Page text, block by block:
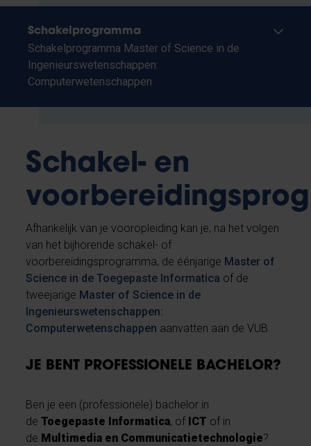
Schakelprogramma
Schakelprogramma Master of Science in de
Ingenieurswetenschappen:
Computerwetenschappen
Schakel- en
Afhankelijk van je vooropleiding kan je, na het volgen
van het bijhorende schakel- of
voorbereidingsprogramma, de éénjarige Master of
Science in de Toegepaste Informatica of de
tweejarige Master of Science in de
Ingenieurswetenschappen:
Computerwetenschappen aanvatten aan de VUB.
JE BENT PROFESSIONELE BACHELOR?
Ben je een (professionele) bachelor in
deToegepaste Informatica, of ICT of in
de Multimedia en Communicatietechnologie?